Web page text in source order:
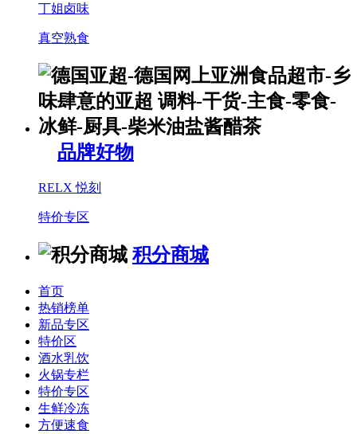
丁姐卤味
真空熟食
品牌好物
RELX 悦刻
特价专区
积分商城
首页
热销榜单
新品专区
特价区
酒水乳饮
火锅专栏
特价专区
生鲜冷冻
方便速食